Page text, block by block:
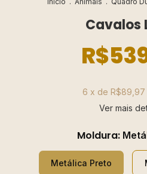
Cavalos
6 x de R$89,97
Ver mais
Moldura:
Metálica Preto